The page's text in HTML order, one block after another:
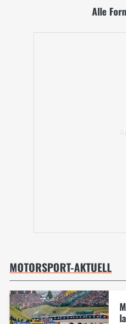
Alle
MOTORSPORT-AKTUELL